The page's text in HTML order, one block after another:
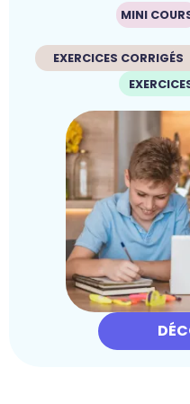
MINI
EXERCICES CORRIGÉS